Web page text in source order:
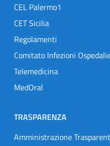
CEL Palermo1
CET Sicilia
Regolamenti
Comitato Infezioni
Telemedicina
MedOral
TRASPARENZA
Amministrazione